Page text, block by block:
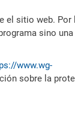
el sitio web. Por
sino
www.wg-
sobre la